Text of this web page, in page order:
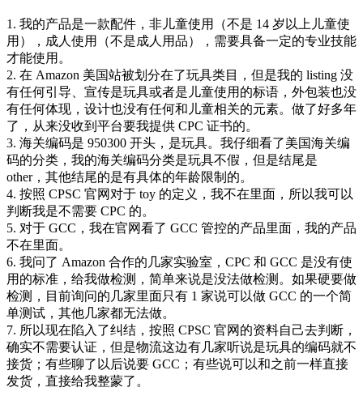
1. 我的产品是一款配件，非儿童使用（不是 14 岁以上儿童使
用），成人使用（不是成人用品），需要具备一定的专业技能
才能使用。
2. 在 Amazon 美国站被划分在了玩具类目，但是我的 listing 没
有任何引导、宣传是玩具或者是儿童使用的标语，外包装也没
有任何体现，设计也没有任何和儿童相关的元素。做了好多年
了，从来没收到平台要我提供 CPC 证书的。
3. 海关编码是 950300 开头，是玩具。我仔细看了美国海关编
码的分类，我的海关编码分类是玩具不假，但是结尾是
other，其他结尾的是有具体的年龄限制的。
4. 按照 CPSC 官网对于 toy 的定义，我不在里面，所以我可以
判断我是不需要 CPC 的。
5. 对于 GCC，我在官网看了 GCC 管控的产品里面，我的产品
不在里面。
6. 我问了 Amazon 合作的几家实验室，CPC 和 GCC 是没有使
用的标准，给我做检测，简单来说是没法做检测。如果硬要做
检测，目前询问的几家里面只有 1 家说可以做 GCC 的一个简
单测试，其他几家都无法做。
7. 所以现在陷入了纠结，按照 CPSC 官网的资料自己去判断，
确实不需要认证，但是物流这边有几家听说是玩具的编码就不
接货；有些聊了以后说要 GCC；有些说可以和之前一样直接
发货，直接给我整蒙了。